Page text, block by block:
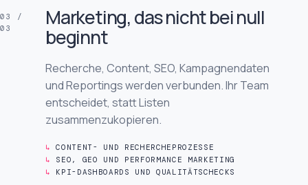
03 /
03
Marketing, das nicht bei null
beginnt
Recherche, Content, SEO, Kampagnendaten
und Reportings werden verbunden. Ihr Team
entscheidet, statt Listen
zusammenzukopieren.
CONTENT- UND RECHERCHEPROZESSE
SEO, GEO UND PERFORMANCE MARKETING
KPI-DASHBOARDS UND QUALITÄTSCHECKS